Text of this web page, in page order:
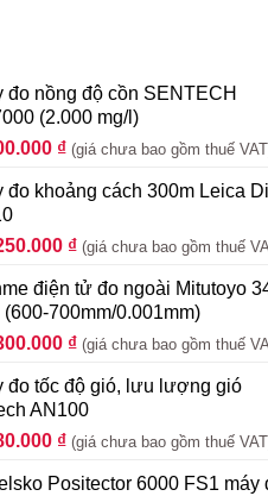
đo nồng độ cồn SENTECH
(2.000 mg/l)
₫ (giá chưa bao gồm thuế
đo khoảng cách 300m Leica
₫ (giá chưa bao gồm thuế
điện tử đo ngoài Mitutoyo
(600-700mm/0.001mm)
₫ (giá chưa bao gồm thuế
đo tốc độ gió, lưu lượng gió
AN100
₫ (giá chưa bao gồm thuế
Positector 6000 FS1 máy